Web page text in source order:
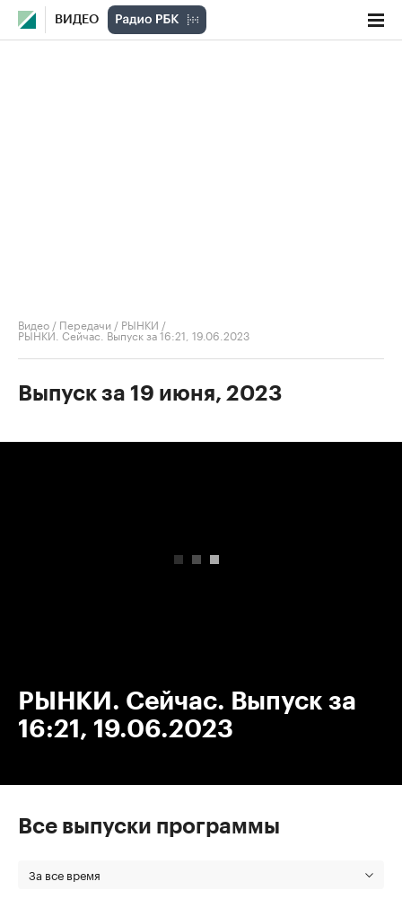
ВИДЕО
Видео / Передачи / РЫНКИ /
РЫНКИ. Сейчас. Выпуск за 16:21, 19.06.2023
Выпуск за 19 июня, 2023
РЫНКИ. Сейчас. Выпуск за
16:21, 19.06.2023
Все выпуски программы
За все время